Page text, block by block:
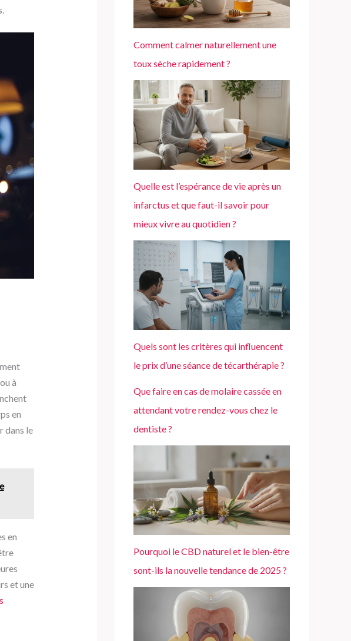
à
en
dans le
en
et une
Comment calmer naturellement une
toux sèche rapidement ?
Quelle est l’espérance de vie après un
infarctus et que faut-il savoir pour
mieux vivre au quotidien ?
Quels sont les critères qui influencent
le prix d’une séance de técarthérapie ?
Que faire en cas de molaire cassée en
attendant votre rendez-vous chez le
dentiste ?
Pourquoi le CBD naturel et le bien-être
sont-ils la nouvelle tendance de 2025 ?